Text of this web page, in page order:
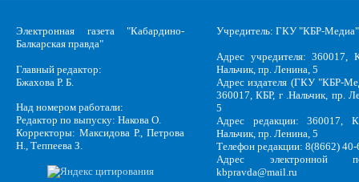
Электронная газета "Кабардино-
Балкарская правда"
Главный редактор:
Бжахова Р. Б.
Над номером работали:
Редактор по выпуску: Накова О.
Корректоры: Максидова Р., Петрова
Н., Теппеева З.
Учредитель: ГКУ "КБР-Медиа"
Адрес учредителя: 360017,
Нальчик, пр. Ленина, 5
Адрес издателя (ГКУ "КБР-
360017, КБР, г .Нальчик, пр.
5
Адрес редакции: 360017,
Нальчик, пр. Ленина, 5
Телефон редакции: 8(8662)
Адрес электронной
kbpravda@mail.ru